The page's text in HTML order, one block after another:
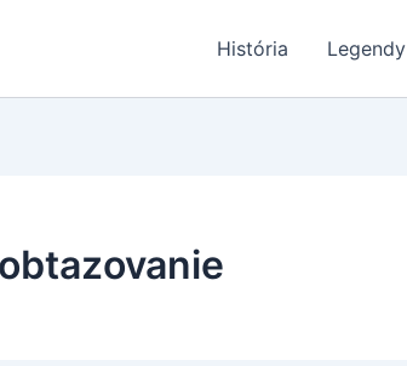
História Legendy